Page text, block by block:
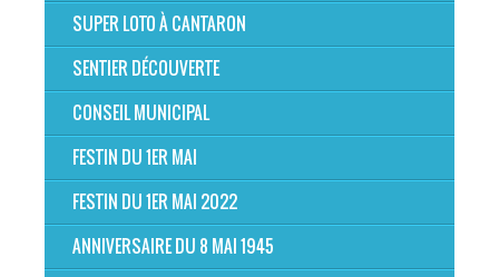
SUPER LOTO À CANTARON
SENTIER DÉCOUVERTE
CONSEIL MUNICIPAL
FESTIN DU 1ER MAI
FESTIN DU 1ER MAI 2022
ANNIVERSAIRE DU 8 MAI 1945